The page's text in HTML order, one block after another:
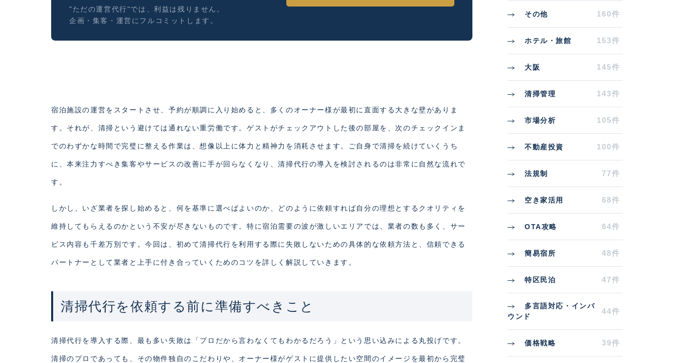
"ただの運営代行"では、利益は残りません。
企画・集客・運営にフルコミットします。
宿泊施設の運営をスタートさせ、予約が順調に入り始めると、多くのオーナー様が最初に直面する大きな壁がありま
す。それが、清掃という避けては通れない重労働です。ゲストがチェックアウトした後の部屋を、次のチェックインま
でのわずかな時間で完璧に整える作業は、想像以上に体力と精神力を消耗させます。ご自身で清掃を続けていくうち
に、本来注力すべき集客やサービスの改善に手が回らなくなり、清掃代行の導入を検討されるのは非常に自然な流れで
す。
しかし、いざ業者を探し始めると、何を基準に選べばよいのか、どのように依頼すれば自分の理想とするクオリティを
維持してもらえるのかという不安が尽きないものです。特に宿泊需要の波が激しいエリアでは、業者の数も多く、サー
ビス内容も千差万別です。今回は、初めて清掃代行を利用する際に失敗しないための具体的な依頼方法と、信頼できる
パートナーとして業者と上手に付き合っていくためのコツを詳しく解説していきます。
清掃代行を依頼する前に準備すべきこと
清掃代行を導入する際、最も多い失敗は「プロだから言わなくてもわかるだろう」という思い込みによる丸投げです。
清掃のプロであっても、その物件独自のこだわりや、オーナー様がゲストに提供したい空間のイメージを最初から完璧
その他 160件
ホテル・旅館 153件
大阪 145件
清掃管理 143件
市場分析 105件
不動産投資 100件
法規制 77件
空き家活用 68件
OTA攻略 64件
簡易宿所 48件
特区民泊 47件
多言語対応・インバ
ウンド
44件
価格戦略 39件